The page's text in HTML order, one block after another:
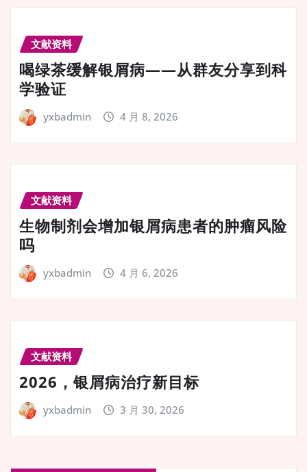
文献资料
喝绿茶缓解银屑病——从群友分享到科
学验证
yxbadmin 4 月 8, 2026
文献资料
生物制剂会增加银屑病患者的肿瘤风险
吗
yxbadmin 4 月 6, 2026
文献资料
2026，银屑病治疗新目标
yxbadmin 3 月 30, 2026